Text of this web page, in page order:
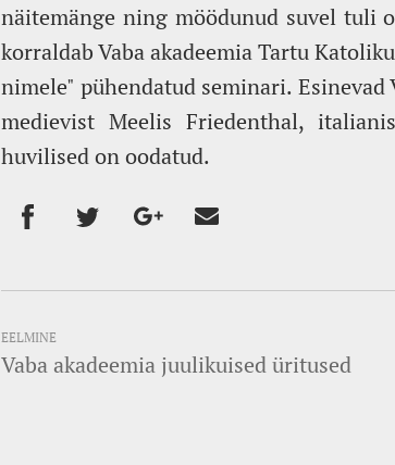
näitemänge ning möödunud suvel tuli
korraldab Vaba akadeemia Tartu
nimele" pühendatud seminari.
medievist Meelis Friedenthal,
huvilised on oodatud.
EELMINE
Vaba akadeemia juulikuised üritused